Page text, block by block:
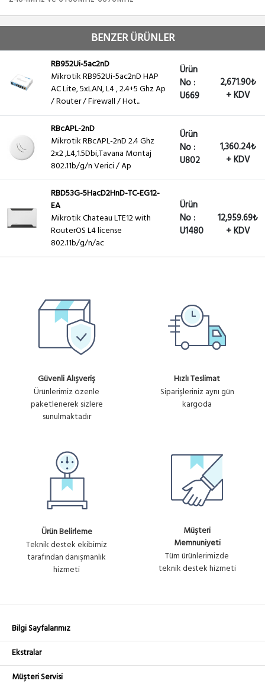
BENZER ÜRÜNLER
RB952Ui-5ac2nD
Mikrotik RB952Ui-5ac2nD HAP
AC Lite, 5xLAN, L4 , 2.4+5 Ghz Ap
/ Router / Firewall / Hot...
Ürün
No :
U669
2,671.90₺
+ KDV
RBcAPL-2nD
Mikrotik RBcAPL-2nD 2.4 Ghz
2x2 ,L4,1.5Dbi,Tavana Montaj
802.11b/g/n Verici / Ap
Ürün
No :
U802
1,360.24₺
+ KDV
RBD53G-5HacD2HnD-TC-EG12-
EA
Mikrotik Chateau LTE12 with
RouterOS L4 license
802.11b/g/n/ac
Ürün
No :
U1480
12,959.69₺
+ KDV
Güvenli Alışveriş
Ürünlerimiz özenle
paketlenerek sizlere
sunulmaktadır
Hızlı Teslimat
Siparişleriniz aynı gün
kargoda
Ürün Belirleme
Teknik destek ekibimiz
tarafından danışmanlık
hizmeti
Müşteri
Memnuniyeti
Tüm ürünlerimizde
teknik destek hizmeti
Bilgi Sayfalarımız
Ekstralar
Müşteri Servisi